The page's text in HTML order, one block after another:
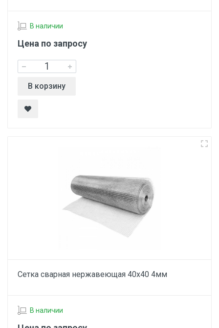
В наличии
Цена по запросу
В корзину
Сетка сварная нержавеющая 40х40 4мм
В наличии